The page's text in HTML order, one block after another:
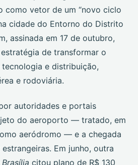
como vetor de um “novo ciclo
cidade do Entorno do Distrito
assinada em 17 de outubro,
de transformar o
e distribuição,
e rodoviária.
autoridades e portais
do aeroporto — tratado, em
aeródromo — e a chegada
Em junho, outra
citou plano de R$ 130